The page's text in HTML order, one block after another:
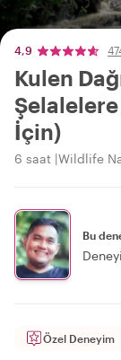
4,9
Kulen
İçin)
6 saat Wildlife
Bu
Özel Deneyim